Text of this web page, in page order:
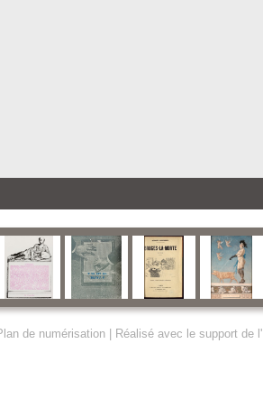
de numérisation| Réalisé avec le support de l'